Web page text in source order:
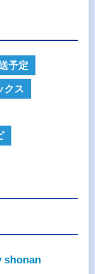
予定
クス
shonan